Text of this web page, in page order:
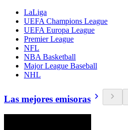
LaLiga
UEFA Champions League
UEFA Europa League
Premier League
NFL
NBA Basketball
Major League Baseball
NHL
Las mejores emisoras